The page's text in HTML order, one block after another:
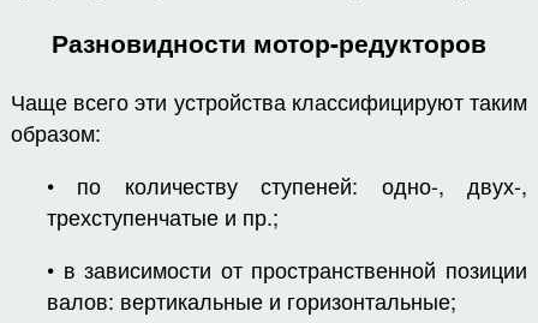
Разновидности мотор-редукторов
Чаще всего эти устройства классифицируют таким
образом:
• по количеству ступеней: одно-, двух-,
трехступенчатые и пр.;
• в зависимости от пространственной позиции
валов: вертикальные и горизонтальные;